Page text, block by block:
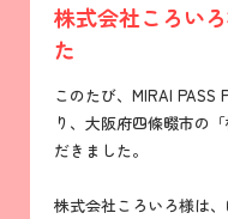
株式会社ころい
た
このたび、MIRAI PASS
り、大阪府四條畷市の
だきました。
株式会社ころいろ様は